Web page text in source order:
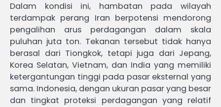
Dalam kondisi ini, hambatan pada wilayah
terdampak perang Iran berpotensi mendorong
pengalihan arus perdagangan dalam skala
puluhan juta ton. Tekanan tersebut tidak hanya
berasal dari Tiongkok, tetapi juga dari Jepang,
Korea Selatan, Vietnam, dan India yang memiliki
ketergantungan tinggi pada pasar eksternal yang
sama. Indonesia, dengan ukuran pasar yang besar
dan tingkat proteksi perdagangan yang relatif